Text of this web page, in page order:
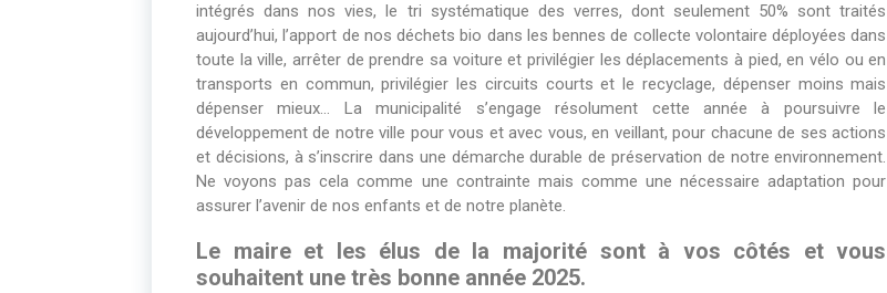
intégrés dans nos vies, le tri systématique des verres, dont seulement 50% sont traités
aujourd’hui, l’apport de nos déchets bio dans les bennes de collecte volontaire déployées dans
toute la ville, arrêter de prendre sa voiture et privilégier les déplacements à pied, en vélo ou en
transports en commun, privilégier les circuits courts et le recyclage, dépenser moins mais
dépenser mieux… La municipalité s’engage résolument cette année à poursuivre le
développement de notre ville pour vous et avec vous, en veillant, pour chacune de ses actions
et décisions, à s’inscrire dans une démarche durable de préservation de notre environnement.
Ne voyons pas cela comme une contrainte mais comme une nécessaire adaptation pour
assurer l’avenir de nos enfants et de notre planète.
Le maire et les élus de la majorité sont à vos côtés et vous
souhaitent une très bonne année 2025.